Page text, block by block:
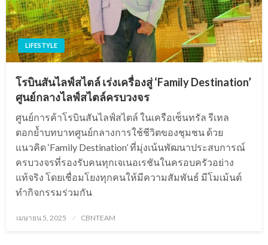
LIFESTYLE
โรบินสันไลฟ์สไตล์ เร่งเครื่องสู่ ‘Family Destination’
ศูนย์กลางไลฟ์สไตล์ครบวงจร
ศูนย์การค้าโรบินสันไลฟ์สไตล์ ในเครือเซ็นทรัล รีเทล
ตอกย้ำบทบาทศูนย์กลางการใช้ชีวิตของชุมชน ด้วย
แนวคิด ‘Family Destination’ ที่มุ่งเน้นพัฒนาประสบการณ์
ครบวงจรที่รองรับคนทุกเจเนอเรชันในครอบครัวอย่าง
แท้จริง โดยเชื่อมโยงทุกคนให้มีความสัมพันธ์ มีโมเม้นต์
ทำกิจกรรมร่วมกัน
Posted
เมษายน 5, 2025 CBNTEAM